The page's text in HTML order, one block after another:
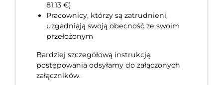
81,13 €)
Pracownicy, którzy są zatrudnieni,
uzgadniają swoją obecność ze swoim
przełożonym
Bardziej szczegółową instrukcję
postępowania odsyłamy do załączonych
załączników.